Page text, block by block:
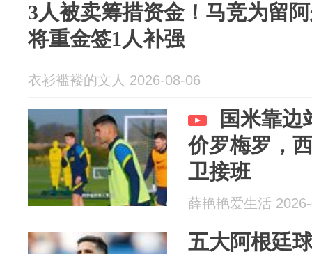
3人被卖筹措资金！马竞为留
将重金签1人补强
衣衫褴褛的文人 2026-08-06
国米靠边
价罗梅罗，
卫接班
薛艳艳爱生活
五大阿根廷